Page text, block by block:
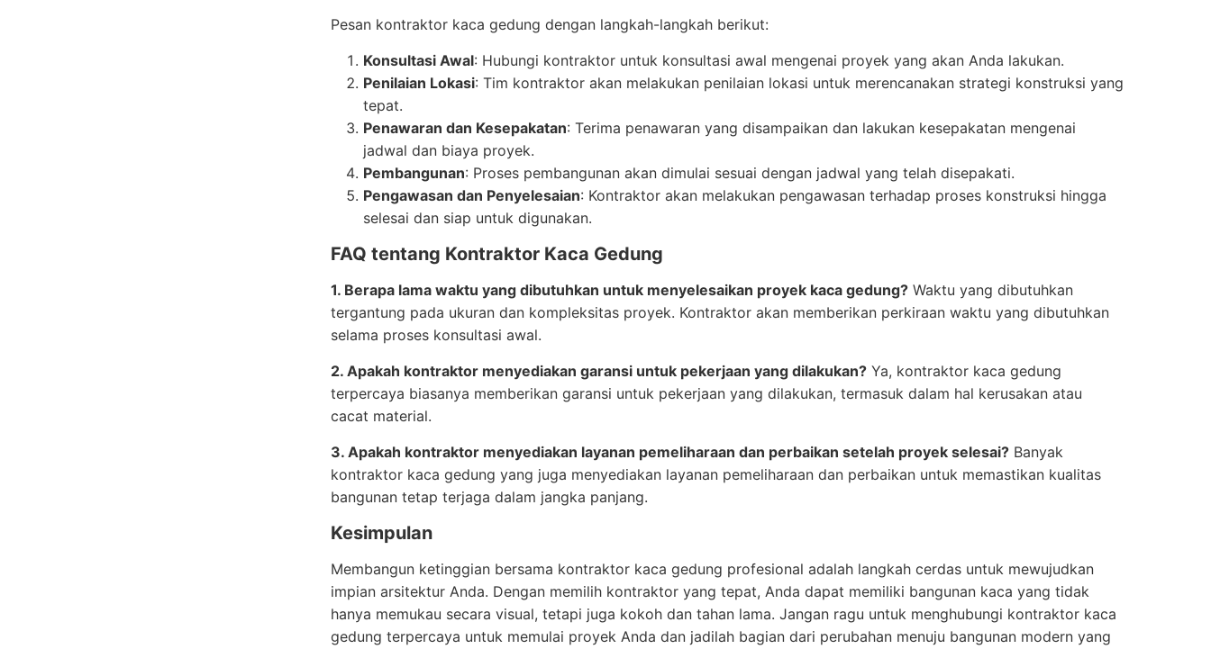
Pesan kontraktor kaca gedung dengan langkah-langkah berikut:
Konsultasi Awal: Hubungi kontraktor untuk konsultasi awal mengenai proyek yang akan Anda lakukan.
Penilaian Lokasi: Tim kontraktor akan melakukan penilaian lokasi untuk merencanakan strategi konstruksi yang
tepat.
Penawaran dan Kesepakatan: Terima penawaran yang disampaikan dan lakukan kesepakatan mengenai
jadwal dan biaya proyek.
Pembangunan: Proses pembangunan akan dimulai sesuai dengan jadwal yang telah disepakati.
Pengawasan dan Penyelesaian: Kontraktor akan melakukan pengawasan terhadap proses konstruksi hingga
selesai dan siap untuk digunakan.
FAQ tentang Kontraktor Kaca Gedung
1. Berapa lama waktu yang dibutuhkan untuk menyelesaikan proyek kaca gedung? Waktu yang dibutuhkan
tergantung pada ukuran dan kompleksitas proyek. Kontraktor akan memberikan perkiraan waktu yang dibutuhkan
selama proses konsultasi awal.
2. Apakah kontraktor menyediakan garansi untuk pekerjaan yang dilakukan? Ya, kontraktor kaca gedung
terpercaya biasanya memberikan garansi untuk pekerjaan yang dilakukan, termasuk dalam hal kerusakan atau
cacat material.
3. Apakah kontraktor menyediakan layanan pemeliharaan dan perbaikan setelah proyek selesai? Banyak
kontraktor kaca gedung yang juga menyediakan layanan pemeliharaan dan perbaikan untuk memastikan kualitas
bangunan tetap terjaga dalam jangka panjang.
Kesimpulan
Membangun ketinggian bersama kontraktor kaca gedung profesional adalah langkah cerdas untuk mewujudkan
impian arsitektur Anda. Dengan memilih kontraktor yang tepat, Anda dapat memiliki bangunan kaca yang tidak
hanya memukau secara visual, tetapi juga kokoh dan tahan lama. Jangan ragu untuk menghubungi kontraktor kaca
gedung terpercaya untuk memulai proyek Anda dan jadilah bagian dari perubahan menuju bangunan modern yang